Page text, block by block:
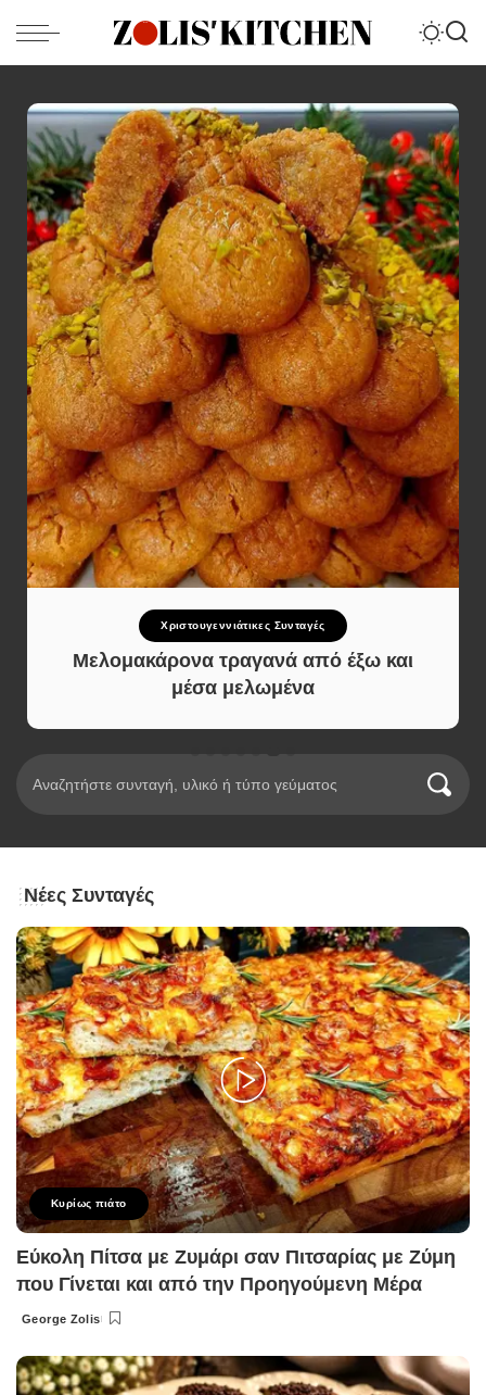
Χριστουγεννιάτικες Συνταγές
Μελομακάρονα τραγανά από έξω και
μέσα μελωμένα
Νέες Συνταγές
Κυρίως πιάτο
Εύκολη Πίτσα με Ζυμάρι σαν Πιτσαρίας με Ζύμη
που Γίνεται και από την Προηγούμενη Μέρα
Posted
George Zolis